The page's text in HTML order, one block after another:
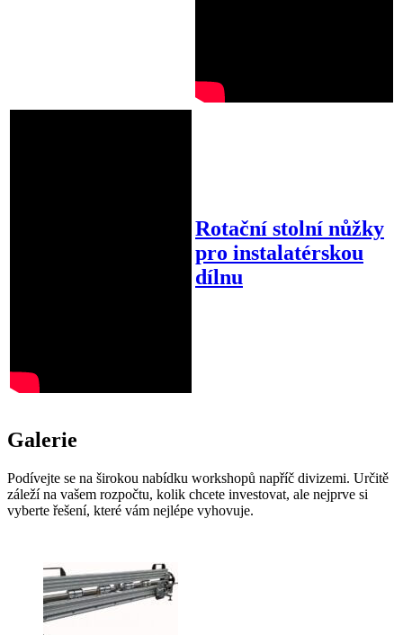
Rotační stolní nůžky
pro instalatérskou
dílnu
Galerie
Podívejte se na širokou nabídku workshopů napříč divizemi. Určitě
záleží na vašem rozpočtu, kolik chcete investovat, ale nejprve si
vyberte řešení, které vám nejlépe vyhovuje.